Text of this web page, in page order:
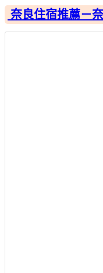
奈良住宿推薦－